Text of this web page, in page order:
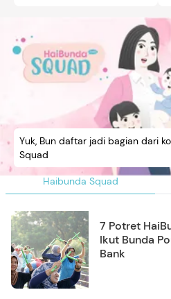
Haibunda Squad
Yuk, Bun daftar jadi bagian dari
Squad
7 Potret
Ikut Bunda
Bank